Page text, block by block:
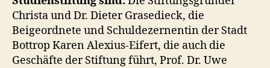
Christa und Dr. Dieter Grasedieck, die
Beigeordnete und Schuldezernentin der Stadt
Bottrop Karen Alexius-Eifert, die auch die
Geschäfte der Stiftung führt, Prof. Dr. Uwe